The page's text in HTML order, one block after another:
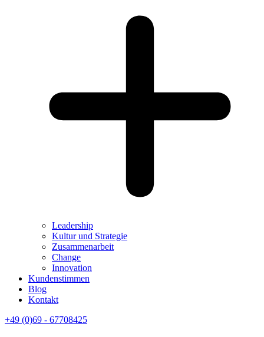
Leadership
Kultur und Strategie
Zusammenarbeit
Change
Innovation
Kundenstimmen
Blog
Kontakt
+49 (0)69 - 67708425